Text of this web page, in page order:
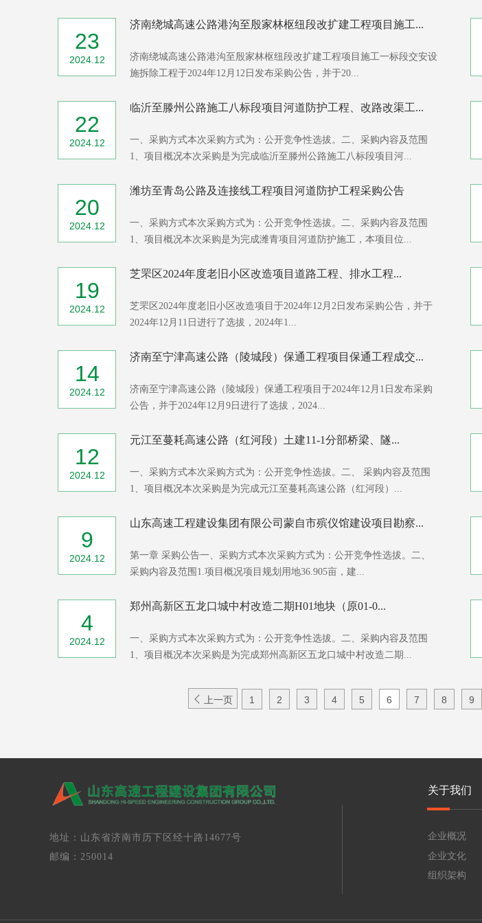
地址：山东省济南市历下区经十路14677号
邮编：250014
关于我们
企业概况
企业文化
组织架构
23
2024.12
济南绕城高速公路港沟至殷家林枢纽段改扩建工程项目施工...
济南绕城高速公路港沟至殷家林枢纽段改扩建工程项目施工一标段交安设
施拆除工程于2024年12月12日发布采购公告，并于20...
22
2024.12
临沂至滕州公路施工八标段项目河道防护工程、改路改渠工...
一、采购方式本次采购方式为：公开竞争性选拔。二、采购内容及范围
1、项目概况本次采购是为完成临沂至滕州公路施工八标段项目河...
20
2024.12
潍坊至青岛公路及连接线工程项目河道防护工程采购公告
一、采购方式本次采购方式为：公开竞争性选拔。二、采购内容及范围
1、项目概况本次采购是为完成潍青项目河道防护施工，本项目位...
19
2024.12
芝罘区2024年度老旧小区改造项目道路工程、排水工程...
芝罘区2024年度老旧小区改造项目于2024年12月2日发布采购公告，并于
2024年12月11日进行了选拔，2024年1...
14
2024.12
济南至宁津高速公路（陵城段）保通工程项目保通工程成交...
济南至宁津高速公路（陵城段）保通工程项目于2024年12月1日发布采购
公告，并于2024年12月9日进行了选拔，2024...
12
2024.12
元江至蔓耗高速公路（红河段）土建11-1分部桥梁、隧...
一、采购方式本次采购方式为：公开竞争性选拔。二、 采购内容及范围
1、项目概况本次采购是为完成元江至蔓耗高速公路（红河段）...
9
2024.12
山东高速工程建设集团有限公司蒙自市殡仪馆建设项目勘察...
第一章 采购公告一、采购方式本次采购方式为：公开竞争性选拔。二、
采购内容及范围1.项目概况项目规划用地36.905亩，建...
4
2024.12
郑州高新区五龙口城中村改造二期H01地块（原01-0...
一、采购方式本次采购方式为：公开竞争性选拔。二、采购内容及范围
1、项目概况本次采购是为完成郑州高新区五龙口城中村改造二期...
 上一页 1 2 3 4 5 6 7 8 9